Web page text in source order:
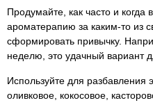
Продумайте, как часто и когда
ароматерапию за каким-то из
сформировать привычку.
неделю, это удачный вариант
Используйте для разбавления
оливковое, кокосовое,